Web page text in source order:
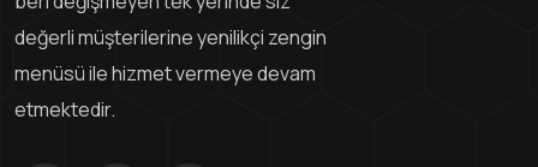
değerli müşterilerine yenilikçi zengin
menüsü ile hizmet vermeye devam
etmektedir.